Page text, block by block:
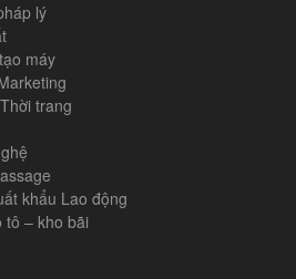
lý
máy
trang
khẩu Lao động
tô – kho bãi